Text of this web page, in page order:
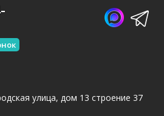
улица, дом 13 строение 37